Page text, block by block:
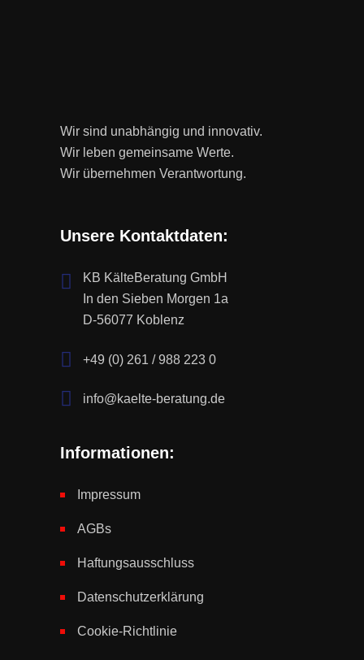
Wir sind unabhängig und innovativ.
Wir leben gemeinsame Werte.
Wir übernehmen Verantwortung.
Unsere Kontaktdaten:
KB KälteBeratung GmbH
In den Sieben Morgen 1a
D-56077 Koblenz
+49 (0) 261 / 988 223 0
info@kaelte-beratung.de
Informationen:
Impressum
AGBs
Haftungsausschluss
Datenschutzerklärung
Cookie-Richtlinie